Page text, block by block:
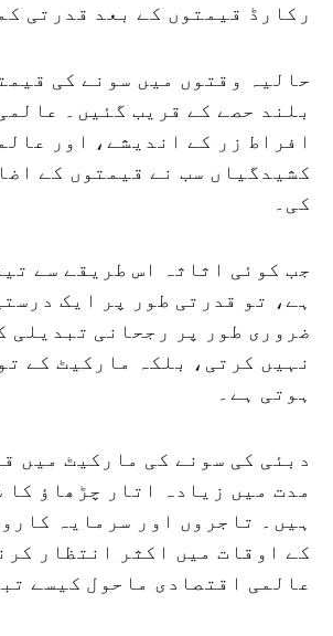
رکارڈ قیمتوں کے بعد قدرتی
حالیہ وقتوں میں سونے کی
بلند حصے کے قریب گئیں۔
افراط زر کے اندیشے، اور
کشیدگیاں سب نے قیمتوں کے
کی۔
جب کوئی اثاثہ اس طریقے سے
ہے، تو قدرتی طور پر ایک
ضروری طور پر رجحانی تبدیلی
نہیں کرتی، بلکہ مارکیٹ کے
ہوتی ہے۔
دبئی کی سونے کی مارکیٹ میں
مدت میں زیادہ اتار چڑھاؤ کا
ہیں۔ تاجروں اور سرمایہ
کے اوقات میں اکثر انتظار
عالمی اقتصادی ماحول کیسے